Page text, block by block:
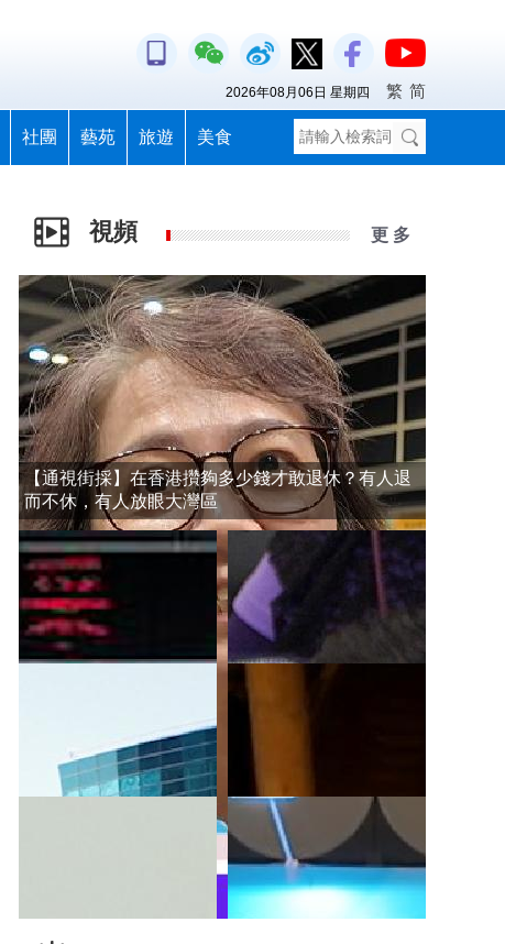
社團 藝苑 旅遊 美食
2026年08月06日 星期四 繁 简
視頻 更 多
【通視街採】在香港攢夠多少錢才敢退休？有人退
而不休，有人放眼大灣區